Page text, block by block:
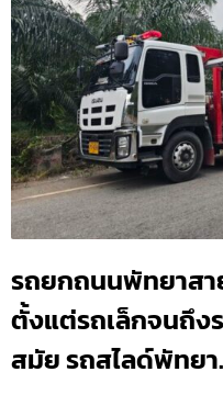
รถยกถนนพัทยาส
ตั้งแต่รถเล็กจนถึ
สมัย รถสไลด์พัทย